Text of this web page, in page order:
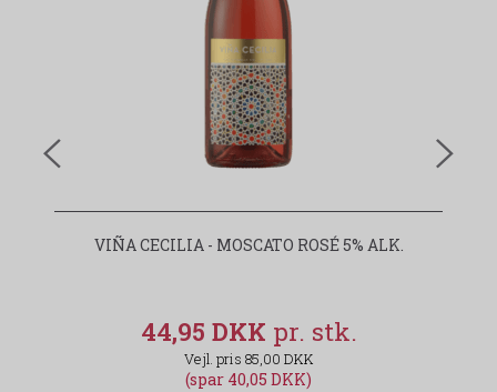
VIÑA CECILIA - MOSCATO ROSÉ 5% ALK.
44,95 DKK
85,00 DKK
(spar 40,05 DKK)